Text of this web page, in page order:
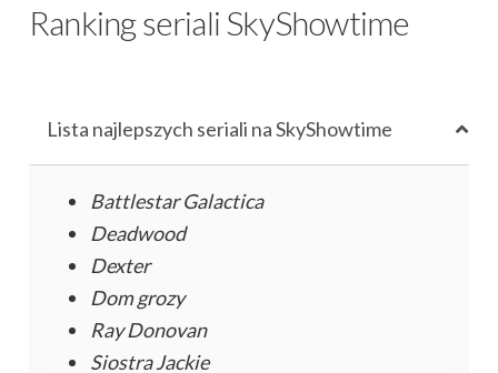
Ranking seriali SkyShowtime
Lista najlepszych seriali na SkyShowtime
Battlestar Galactica
Deadwood
Dexter
Dom grozy
Ray Donovan
Siostra Jackie